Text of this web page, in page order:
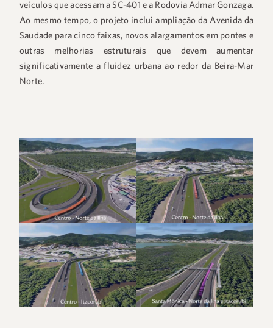
veículos que acessam a SC-401 e a Rodovia Admar Gonzaga.
Ao mesmo tempo, o projeto inclui ampliação da Avenida da
Saudade para cinco faixas, novos alargamentos em pontes e
outras melhorias estruturais que devem aumentar
significativamente a fluidez urbana ao redor da Beira-Mar
Norte.